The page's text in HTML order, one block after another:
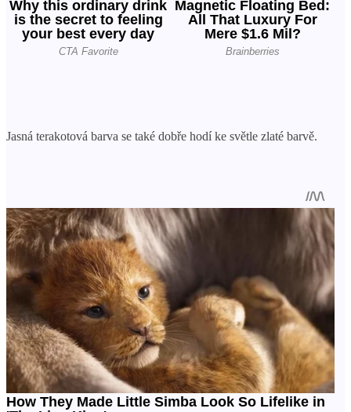
Jasná terakotová barva se také dobře hodí ke světle zlaté barvě.